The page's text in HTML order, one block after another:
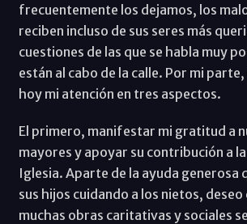
frecuentemente los dejamos, los
reciben incluso de sus seres más
cuestiones de las que se habla muy
están al cabo de la calle. Por mi
hoy mi atención en tres aspectos.
El primero, manifestar mi gratitud a
mayores y apoyar su contribución a
Iglesia. Aparte de la ayuda generosa
sus hijos cuidando a los nietos,
muchas obras caritativas y sociales